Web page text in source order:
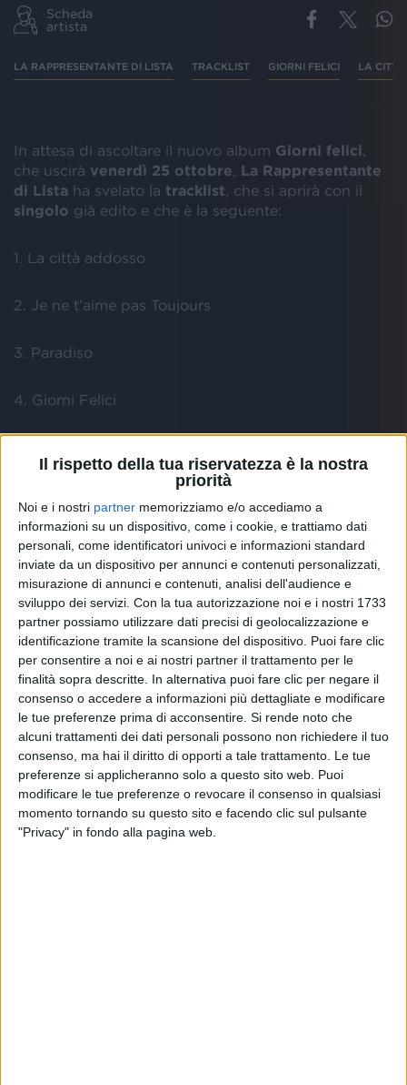
Il rispetto della tua riservatezza è la nostra
priorità
Noi e i nostri partner memorizziamo e/o accediamo a
informazioni su un dispositivo, come i cookie, e trattiamo dati
personali, come identificatori univoci e informazioni standard
inviate da un dispositivo per annunci e contenuti personalizzati,
misurazione di annunci e contenuti, analisi dell'audience e
sviluppo dei servizi. Con la tua autorizzazione noi e i nostri 1733
partner possiamo utilizzare dati precisi di geolocalizzazione e
identificazione tramite la scansione del dispositivo. Puoi fare clic
per consentire a noi e ai nostri partner il trattamento per le
finalità sopra descritte. In alternativa puoi fare clic per negare il
consenso o accedere a informazioni più dettagliate e modificare
le tue preferenze prima di acconsentire. Si rende noto che
alcuni trattamenti dei dati personali possono non richiedere il tuo
consenso, ma hai il diritto di opporti a tale trattamento. Le tue
preferenze si applicheranno solo a questo sito web. Puoi
modificare le tue preferenze o revocare il consenso in qualsiasi
momento tornando su questo sito e facendo clic sul pulsante
"Privacy" in fondo alla pagina web.
Scheda
artista
LA RAPPRESENTANTE DI LISTA TRACKLIST GIORNI FELICI LA
In attesa di ascoltare il nuovo album Giorni felici
che uscirà venerdì 25 ottobre
La Rappresentante
di Lista ha svelato la tracklist , che si aprirà con il
singolo già edito e che è la seguente:
1. La città addosso
2. ⁠Je ne t’aime pas Toujours
3.⁠ ⁠Paradiso
4.⁠ ⁠Giorni Felici
7.⁠ ⁠Mondo
8.⁠ ⁠Karaoke
9.⁠ Baby Baila
10.⁠ ⁠Countdown
11.⁠ ⁠Cattivo